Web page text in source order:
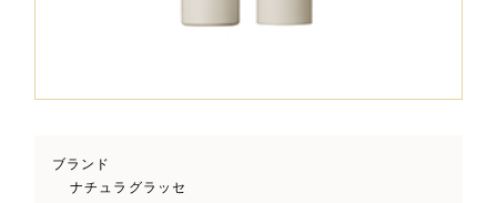
ブランド
ナチュラグラッセ